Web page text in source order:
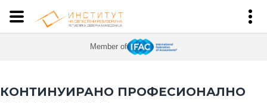
Member of
КОНТИНУИРАНО ПРОФЕСИОНАЛНО